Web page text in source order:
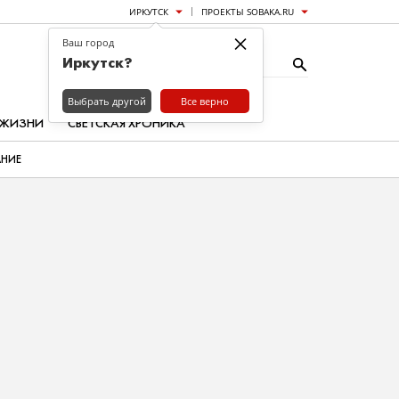
ИРКУТСК ПРОЕКТЫ SOBAKA.RU
СВЕТСКАЯ ХРОНИКА
×
Ваш город
Иркутск?
Выбрать другой Все верно